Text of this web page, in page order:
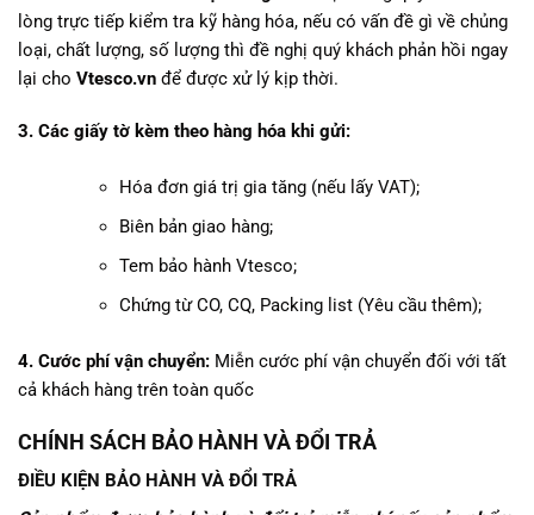
lòng trực tiếp kiểm tra kỹ hàng hóa, nếu có vấn đề gì về chủng
loại, chất lượng, số lượng thì đề nghị quý khách phản hồi ngay
lại cho Vtesco.vn để được xử lý kịp thời.
3. Các giấy tờ kèm theo hàng hóa khi gửi:
Hóa đơn giá trị gia tăng (nếu lấy VAT);
Biên bản giao hàng;
Tem bảo hành Vtesco;
Chứng từ CO, CQ, Packing list (Yêu cầu thêm);
4. Cước phí vận chuyển: Miễn cước phí vận chuyển đối với tất
cả khách hàng trên toàn quốc
CHÍNH SÁCH BẢO HÀNH VÀ ĐỔI TRẢ
ĐIỀU KIỆN BẢO HÀNH VÀ ĐỔI TRẢ